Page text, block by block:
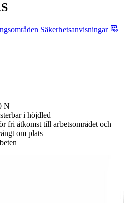
Säkerhetsanvisningar
N
i höjdled
fri åtkomst till arbetsområdet och
om plats